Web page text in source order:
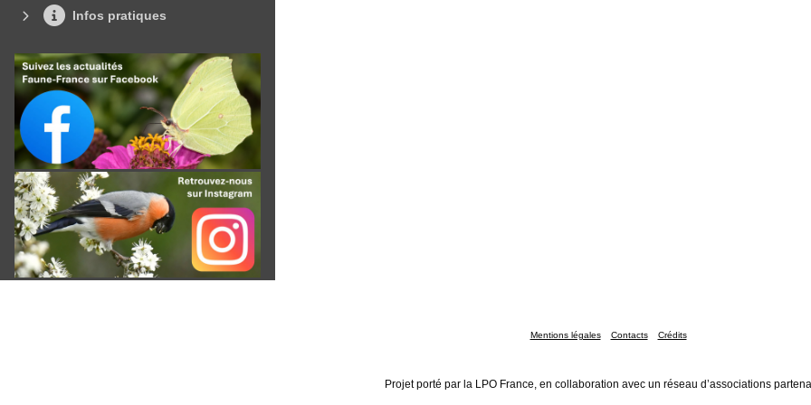
Infos pratiques
Mentions légales Contacts Crédits
Projet porté par la LPO France, en collaboration avec un réseau d’associations